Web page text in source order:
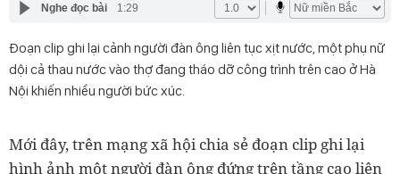
Nghe đọc bài 1:29
Đoạn clip ghi lại cảnh người đàn ông liên tục xịt nước, một phụ nữ
dội cả thau nước vào thợ đang tháo dỡ công trình trên cao ở Hà
Nội khiến nhiều người bức xúc.
Mới đây, trên mạng xã hội chia sẻ đoạn clip ghi lại
hình ảnh một người đàn ông đứng trên tầng cao liên